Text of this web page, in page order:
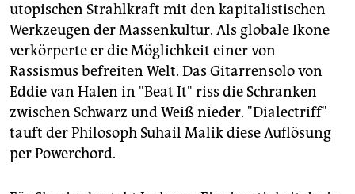
utopischen Strahlkraft mit den kapitalistischen
Werkzeugen der Massenkultur. Als globale Ikone
verkörperte er die Möglichkeit einer von
Rassismus befreiten Welt. Das Gitarrensolo von
Eddie van Halen in "Beat It" riss die Schranken
zwischen Schwarz und Weiß nieder. "Dialectriff"
tauft der Philosoph Suhail Malik diese Auflösung
per Powerchord.